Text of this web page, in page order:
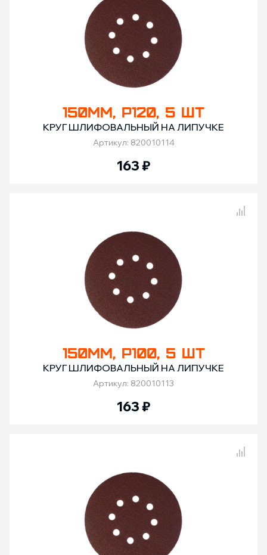
150ММ, Р120, 5 ШТ
КРУГ ШЛИФОВАЛЬНЫЙ НА ЛИПУЧКЕ
Артикул: 820010114
163₽
150ММ, Р100, 5 ШТ
КРУГ ШЛИФОВАЛЬНЫЙ НА ЛИПУЧКЕ
Артикул: 820010113
163₽